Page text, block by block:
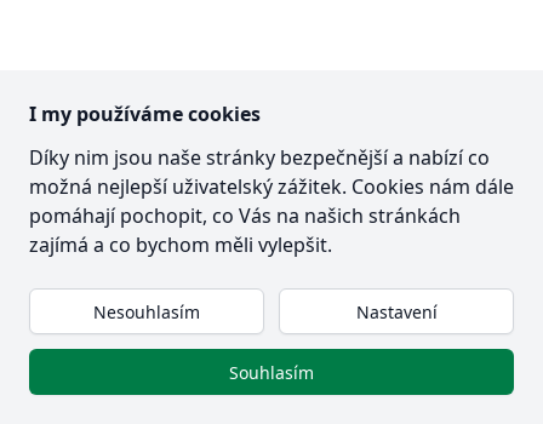
I my používáme cookies
Díky nim jsou naše stránky bezpečnější a nabízí co
možná nejlepší uživatelský zážitek. Cookies nám dále
pomáhají pochopit, co Vás na našich stránkách
zajímá a co bychom měli vylepšit.
Nesouhlasím Nastavení
Souhlasím